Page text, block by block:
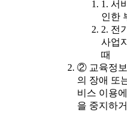
1. 서
인한
2. 전
사업
때
② 교육정보
의 장애 또
비스 이용
을 중지하